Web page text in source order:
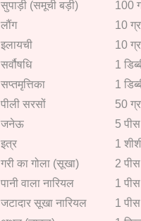
सुपाड़ी (समूची बड़ी)
100
लौंग
10
इलायची
10
सर्वौषधि
1
सप्तमृत्तिका
1
पीली सरसों
50
जनेऊ
5 पीस
इत्र
1
गरी का गोला (सूखा)
2 पीस
पानी वाला नारियल
1 पीस
जटादार सूखा नारियल
1 पीस